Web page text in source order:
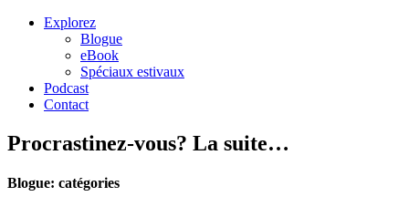
Explorez
Blogue
eBook
Spéciaux estivaux
Podcast
Contact
Procrastinez-vous? La suite…
Blogue: catégories